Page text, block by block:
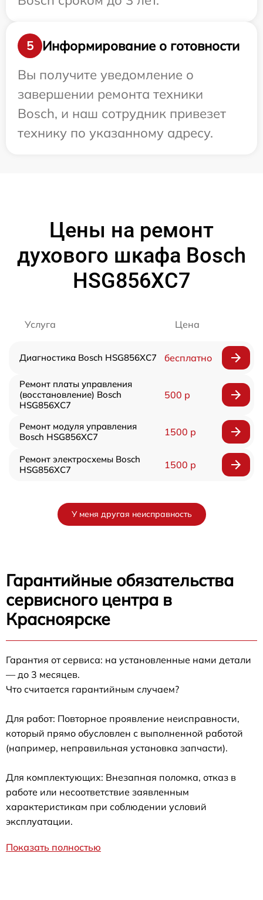
5
Информирование о готовности
Вы получите уведомление о
завершении ремонта техники
Bosch, и наш сотрудник привезет
технику по указанному адресу.
Цены на ремонт
духового шкафа Bosch
HSG856XC7
Услуга Цена
Диагностика Bosch HSG856XC7 бесплатно
Ремонт платы управления
(восстановление) Bosch
HSG856XC7
500 р
Ремонт модуля управления
Bosch HSG856XC7
1500 р
Ремонт электросхемы Bosch
HSG856XC7
1500 р
У меня другая неисправность
Гарантийные обязательства
сервисного центра в
Красноярске
Гарантия от сервиса: на установленные нами детали
— до 3 месяцев.
Что считается гарантийным случаем?
Для работ: Повторное проявление неисправности,
который прямо обусловлен с выполненной работой
(например, неправильная установка запчасти).
Для комплектующих: Внезапная поломка, отказ в
работе или несоответствие заявленным
характеристикам при соблюдении условий
эксплуатации.
Показать полностью